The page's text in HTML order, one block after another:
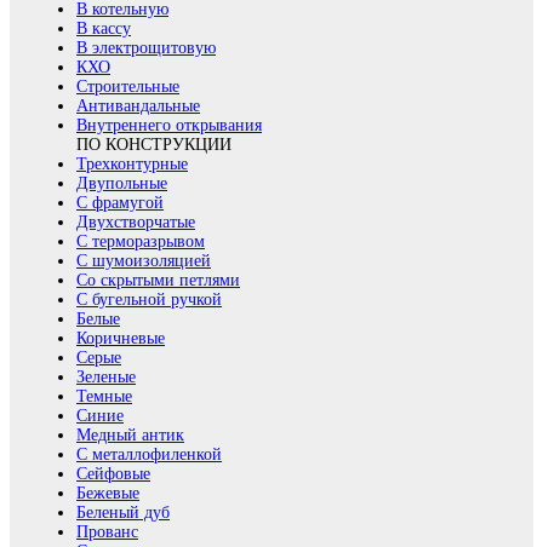
В котельную
В кассу
В электрощитовую
КХО
Строительные
Антивандальные
Внутреннего открывания
ПО КОНСТРУКЦИИ
Трехконтурные
Двупольные
С фрамугой
Двухстворчатые
С терморазрывом
С шумоизоляцией
Со скрытыми петлями
С бугельной ручкой
Белые
Коричневые
Серые
Зеленые
Темные
Синие
Медный антик
С металлофиленкой
Сейфовые
Бежевые
Беленый дуб
Прованс